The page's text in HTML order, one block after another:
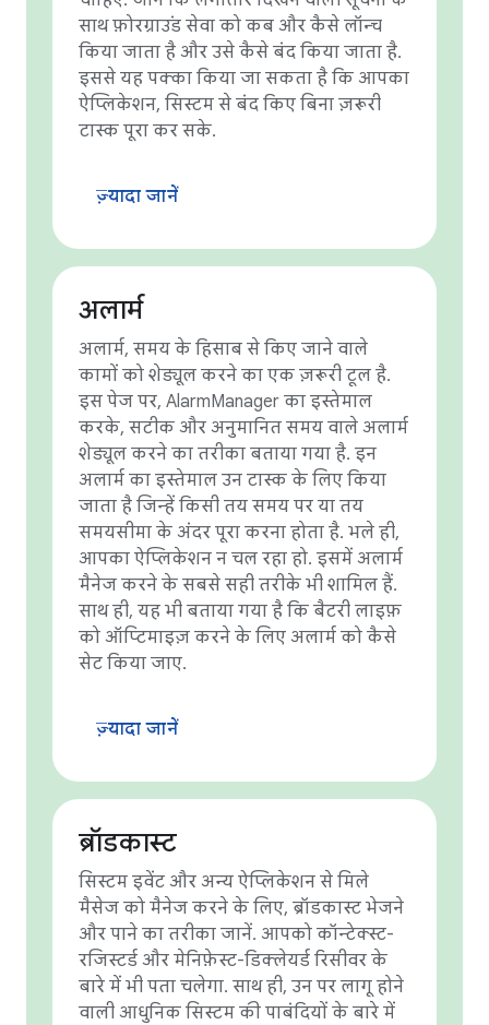
साथ फ़ोरग्राउंड सेवा को कब और कैसे लॉन्च
किया जाता है और उसे कैसे बंद किया जाता है.
इससे यह पक्का किया जा सकता है कि आपका
ऐप्लिकेशन, सिस्टम से बंद किए बिना ज़रूरी
टास्क पूरा कर सके.
ज़्यादा जानें
अलार्म
अलार्म, समय के हिसाब से किए जाने वाले
कामों को शेड्यूल करने का एक ज़रूरी टूल है.
इस पेज पर, AlarmManager का इस्तेमाल
करके, सटीक और अनुमानित समय वाले अलार्म
शेड्यूल करने का तरीका बताया गया है. इन
अलार्म का इस्तेमाल उन टास्क के लिए किया
जाता है जिन्हें किसी तय समय पर या तय
समयसीमा के अंदर पूरा करना होता है. भले ही,
आपका ऐप्लिकेशन न चल रहा हो. इसमें अलार्म
मैनेज करने के सबसे सही तरीके भी शामिल हैं.
साथ ही, यह भी बताया गया है कि बैटरी लाइफ़
को ऑप्टिमाइज़ करने के लिए अलार्म को कैसे
सेट किया जाए.
ज़्यादा जानें
ब्रॉडकास्ट
सिस्टम इवेंट और अन्य ऐप्लिकेशन से मिले
मैसेज को मैनेज करने के लिए, ब्रॉडकास्ट भेजने
और पाने का तरीका जानें. आपको कॉन्टेक्स्ट-
रजिस्टर्ड और मेनिफ़ेस्ट-डिक्लेयर्ड रिसीवर के
बारे में भी पता चलेगा. साथ ही, उन पर लागू होने
वाली आधुनिक सिस्टम की पाबंदियों के बारे में